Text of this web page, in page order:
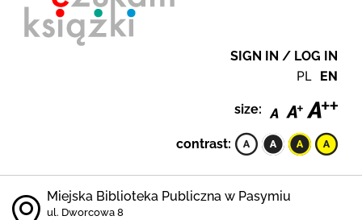
SIGN IN / LOG IN
PL EN
size:
contrast:
Miejska Biblioteka Publiczna w Pasymiu
ul. Dworcowa 8